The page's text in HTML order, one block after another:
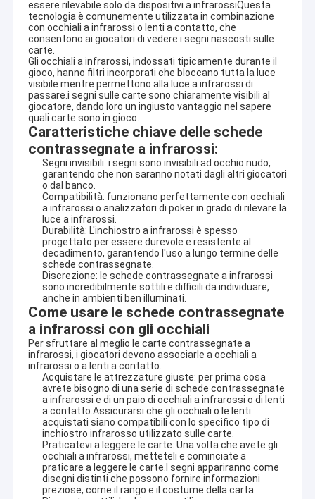
essere rilevabile solo da dispositivi a infrarossiQuesta
tecnologia è comunemente utilizzata in combinazione
con occhiali a infrarossi o lenti a contatto, che
consentono ai giocatori di vedere i segni nascosti sulle
carte.
Gli occhiali a infrarossi, indossati tipicamente durante il
gioco, hanno filtri incorporati che bloccano tutta la luce
visibile mentre permettono alla luce a infrarossi di
passare.i segni sulle carte sono chiaramente visibili al
giocatore, dando loro un ingiusto vantaggio nel sapere
quali carte sono in gioco.
Caratteristiche chiave delle schede
contrassegnate a infrarossi:
Segni invisibili: i segni sono invisibili ad occhio nudo,
garantendo che non saranno notati dagli altri giocatori
o dal banco.
Compatibilità: funzionano perfettamente con occhiali
a infrarossi o analizzatori di poker in grado di rilevare la
luce a infrarossi.
Durabilità: L'inchiostro a infrarossi è spesso
progettato per essere durevole e resistente al
decadimento, garantendo l'uso a lungo termine delle
schede contrassegnate.
Discrezione: le schede contrassegnate a infrarossi
sono incredibilmente sottili e difficili da individuare,
anche in ambienti ben illuminati.
Come usare le schede contrassegnate
a infrarossi con gli occhiali
Per sfruttare al meglio le carte contrassegnate a
infrarossi, i giocatori devono associarle a occhiali a
infrarossi o a lenti a contatto.
Acquistare le attrezzature giuste: per prima cosa
avrete bisogno di una serie di schede contrassegnate
a infrarossi e di un paio di occhiali a infrarossi o di lenti
a contatto.Assicurarsi che gli occhiali o le lenti
acquistati siano compatibili con lo specifico tipo di
inchiostro infrarosso utilizzato sulle carte.
Praticatevi a leggere le carte: Una volta che avete gli
occhiali a infrarossi, metteteli e cominciate a
praticare a leggere le carte.I segni appariranno come
disegni distinti che possono fornire informazioni
preziose, come il rango e il costume della carta.